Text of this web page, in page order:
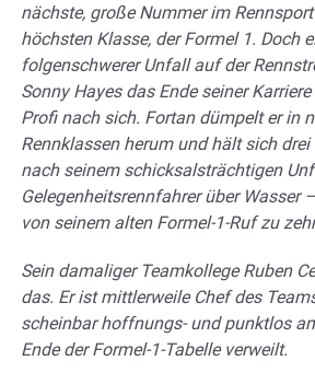
nächste, große Nummer im
höchsten Klasse, der Formel 1. Doch
folgenschwerer Unfall auf der
Sonny Hayes das Ende seiner
Profi nach sich. Fortan dümpelt er in
Rennklassen herum und hält sich
nach seinem schicksalsträchtigen
Gelegenheitsrennfahrer über Wasser
von seinem alten Formel-1-Ruf zu
Sein damaliger Teamkollege Ruben
das. Er ist mittlerweile Chef des
scheinbar hoffnungs- und punktlos
Ende der Formel-1-Tabelle verweilt.